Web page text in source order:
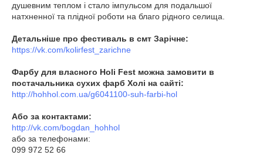
душевним теплом і стало імпульсом для подальшої
натхненної та плідної роботи на благо рідного селища.
Детальніше про фестиваль в смт Зарічне:
https://vk.com/kolirfest_zarichne
Фарбу для власного Holi Fest можна замовити в
постачальника сухих фарб Холі на сайті:
http://hohhol.com.ua/g6041100-suh-farbi-hol
Або за контактами:
http://vk.com/bogdan_hohhol
або за телефонами:
099 972 52 66